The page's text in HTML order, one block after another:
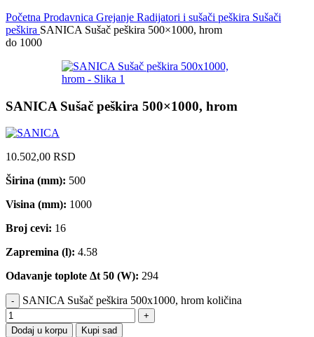
Početna Prodavnica Grejanje Radijatori i sušači peškira Sušači
peškira SANICA Sušač peškira 500×1000, hrom
do 1000
SANICA Sušač peškira 500×1000, hrom
10.502,00 RSD
Širina (mm): 500
Visina (mm): 1000
Broj cevi: 16
Zapremina (l): 4.58
Odavanje toplote Δt 50 (W): 294
SANICA Sušač peškira 500x1000, hrom količina
Dodaj u korpu Kupi sad